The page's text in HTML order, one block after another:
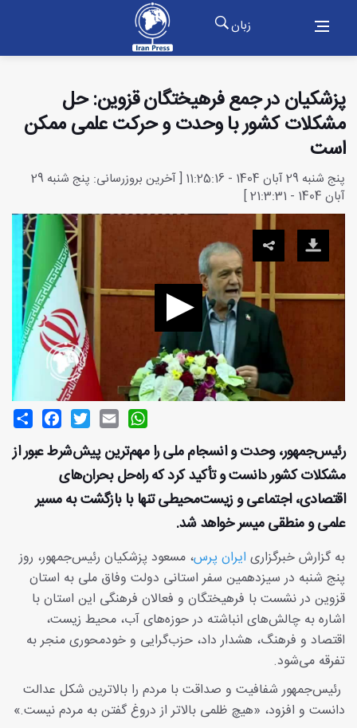
زبان
پزشکیان در جمع فرهیختگان قزوین: حل
مشکلات کشور با وحدت و حرکت علمی ممکن
است
پنج شنبه 29 آبان 1404 - 11:25:16 [ آخرین بروزرسانی: پنج شنبه 29
آبان 1404 - 21:3:31 ]
Share
FacebookTwitterEmail
WhatsApp
رئیس‌جمهور، وحدت و انسجام ملی را مهم‌ترین پیش‌شرط عبور از
مشکلات کشور دانست و تأکید کرد که راه‌حل بحران‌های
اقتصادی، اجتماعی و زیست‌محیطی تنها با بازگشت به مسیر
علمی و منطقی میسر خواهد شد.
به گزارش خبرگزاری ایران پرس، مسعود پزشکیان رئیس‌جمهور، روز
پنج شنبه در سیزدهمین سفر استانی دولت وفاق ملی به استان
قزوین در نشست با فرهیختگان و فعالان فرهنگی این استان با
اشاره به چالش‌های انباشته در حوزه‌های آب، محیط زیست،
اقتصاد و فرهنگ، هشدار داد، حزب‌گرایی و خودمحوری منجر به
تفرقه می‌شود.
رئیس‌جمهور شفافیت و صداقت با مردم را بالاترین شکل عدالت
دانست و افزود، «هیچ ظلمی بالاتر از دروغ گفتن به مردم نیست.»